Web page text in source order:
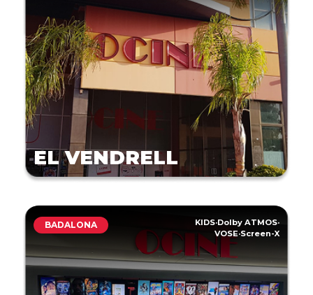
EL VENDRELL
BADALONA KIDS·Dolby ATMOS·
VOSE·Screen-X